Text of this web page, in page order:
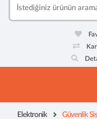
Elektronik Güvenlik